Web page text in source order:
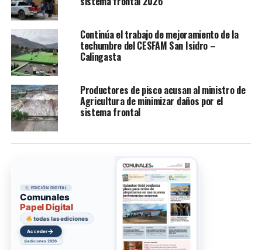
Continúa el trabajo de mejoramiento de la
techumbre del CESFAM San Isidro –
Calingasta
Productores de pisco acusan al ministro de
Agricultura de minimizar daños por el
sistema frontal
EDICIÓN DIGITAL
Comunales
Papel Digital
todas las ediciones
Acceder→
ediciones 2026